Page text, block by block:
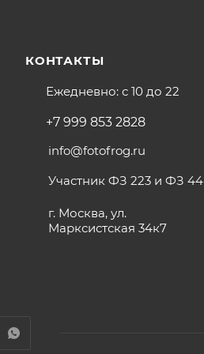
КОНТАКТЫ
Ежедневно: с 10 до 22
+7 999 853 2828
info@fotofrog.ru
Участник ФЗ 223 и ФЗ 44
г. Москва, ул.
Марксистская 34к7